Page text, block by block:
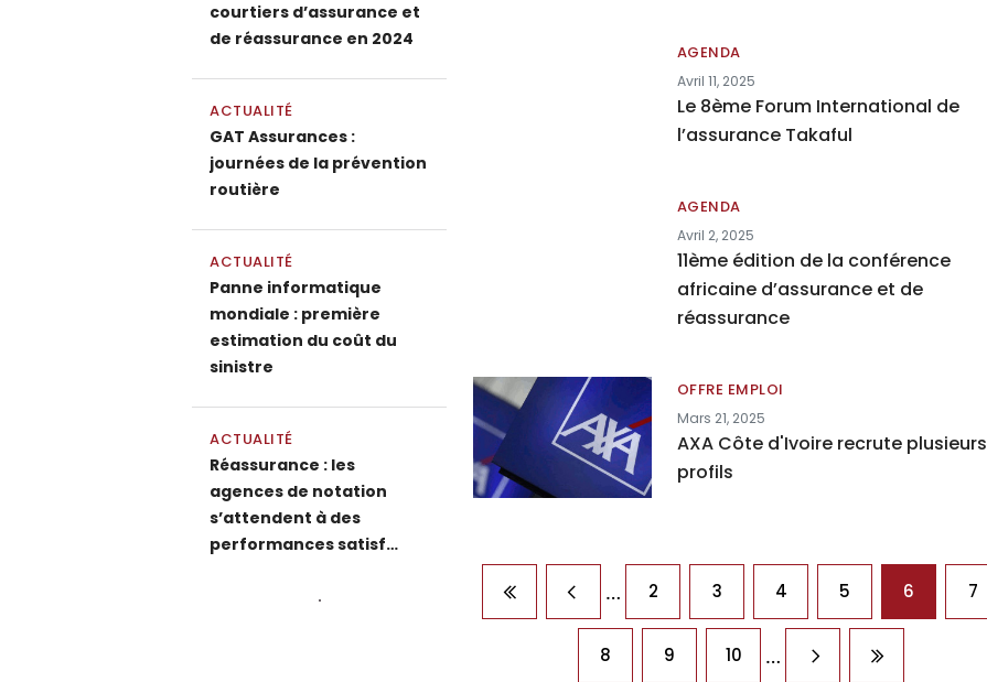
courtiers d’assurance et
de réassurance en 2024
ACTUALITÉ
GAT Assurances :
journées de la prévention
routière
ACTUALITÉ
Panne informatique
mondiale : première
estimation du coût du
sinistre
ACTUALITÉ
Réassurance : les
agences de notation
s’attendent à des
performances satisf…
AGENDA
Avril 11, 2025
Le 8ème Forum International de
l’assurance Takaful
AGENDA
Avril 2, 2025
11ème édition de la conférence
africaine d’assurance et de
réassurance
OFFRE EMPLOI
Mars 21, 2025
AXA Côte d'Ivoire recrute plusieurs
profils
Pagination
Première page
Page précédente
… 2 3 4 5 6 7
8 9 10 … Page suivanteDernière page